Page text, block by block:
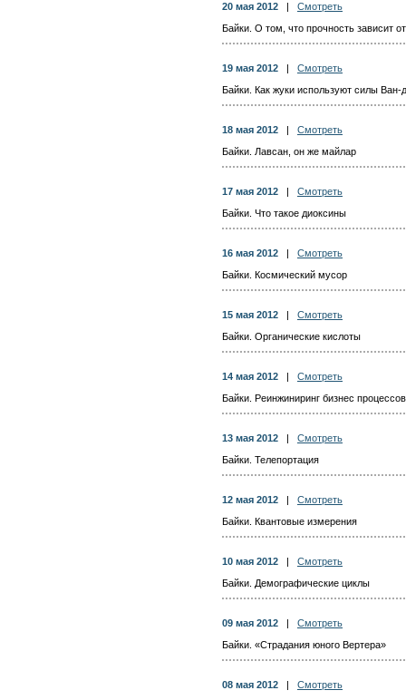
20 мая 2012
Смотреть
Байки. О том, что прочность зависит
19 мая 2012
Смотреть
Байки. Как жуки используют силы Ван-
18 мая 2012
Смотреть
Байки. Лавсан, он же майлар
17 мая 2012
Смотреть
Байки. Что такое диоксины
16 мая 2012
Смотреть
Байки. Космический мусор
15 мая 2012
Смотреть
Байки. Органические кислоты
14 мая 2012
Смотреть
Байки. Реинжиниринг бизнес процессов
13 мая 2012
Смотреть
Байки. Телепортация
12 мая 2012
Смотреть
Байки. Квантовые измерения
10 мая 2012
Смотреть
Байки. Демографические циклы
09 мая 2012
Смотреть
Байки. «Страдания юного Вертера»
08 мая 2012
Смотреть